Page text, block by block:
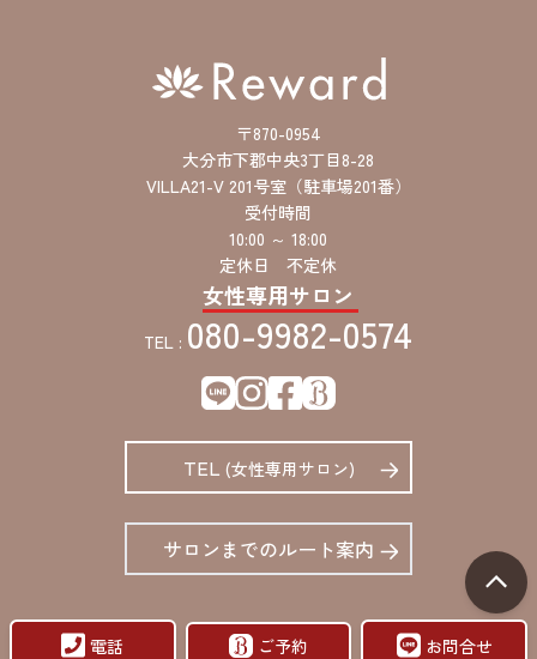
〒870-0954
大分市下郡中央3丁目8-28
VILLA21-V 201号室（駐車場201番）
受付時間
10:00 ～ 18:00
定休日 不定休
女性専用サロン
TEL : 080-9982-0574
TEL (女性専用サロン)
サロンまでのルート案内
電話 ご予約 お問合せ